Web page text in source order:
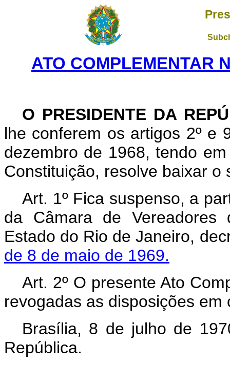
ATO COMPLEMENTAR
O PRESIDENTE DA
lhe conferem os artigos 2º e
dezembro de 1968, tendo
Constituição, resolve baixar o
Art. 1º Fica suspenso, a
da Câmara de
Estado do Rio de Janeiro,
de 8 de maio de 1969.
Art. 2º O presente Ato
revogadas as disposições em
Brasília, 8 de julho de
República.